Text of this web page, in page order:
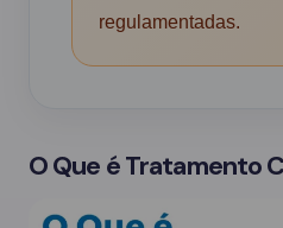
regulamentadas.
O Que é Tratamento